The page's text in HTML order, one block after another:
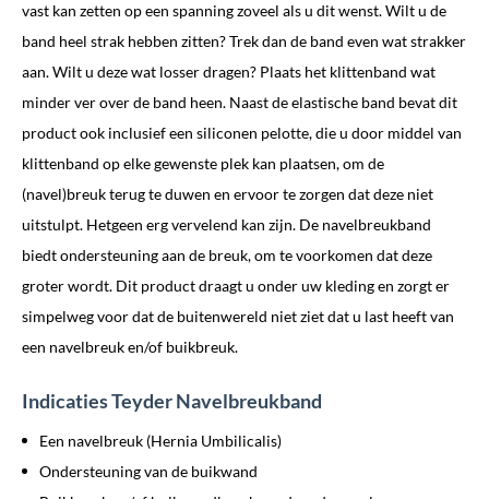
vast kan zetten op een spanning zoveel als u dit wenst. Wilt u de
band heel strak hebben zitten? Trek dan de band even wat strakker
aan. Wilt u deze wat losser dragen? Plaats het klittenband wat
minder ver over de band heen. Naast de elastische band bevat dit
product ook inclusief een siliconen pelotte, die u door middel van
klittenband op elke gewenste plek kan plaatsen, om de
(navel)breuk terug te duwen en ervoor te zorgen dat deze niet
uitstulpt. Hetgeen erg vervelend kan zijn. De navelbreukband
biedt ondersteuning aan de breuk, om te voorkomen dat deze
groter wordt. Dit product draagt u onder uw kleding en zorgt er
simpelweg voor dat de buitenwereld niet ziet dat u last heeft van
een navelbreuk en/of buikbreuk.
Indicaties Teyder Navelbreukband
Een navelbreuk (Hernia Umbilicalis)
Ondersteuning van de buikwand